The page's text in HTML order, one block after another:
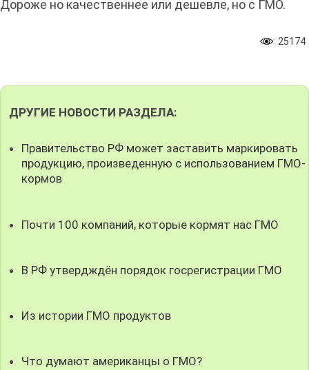
Дороже но качественнее или дешевле, но с ГМО.
25174
ДРУГИЕ НОВОСТИ РАЗДЕЛА:
Правительство РФ может заставить маркировать
продукцию, произведенную с использованием ГМО-
кормов
Почти 100 компаний, которые кормят нас ГМО
В РФ утвердждён порядок госрегистрации ГМО
Из истории ГМО продуктов
Что думают американцы о ГМО?